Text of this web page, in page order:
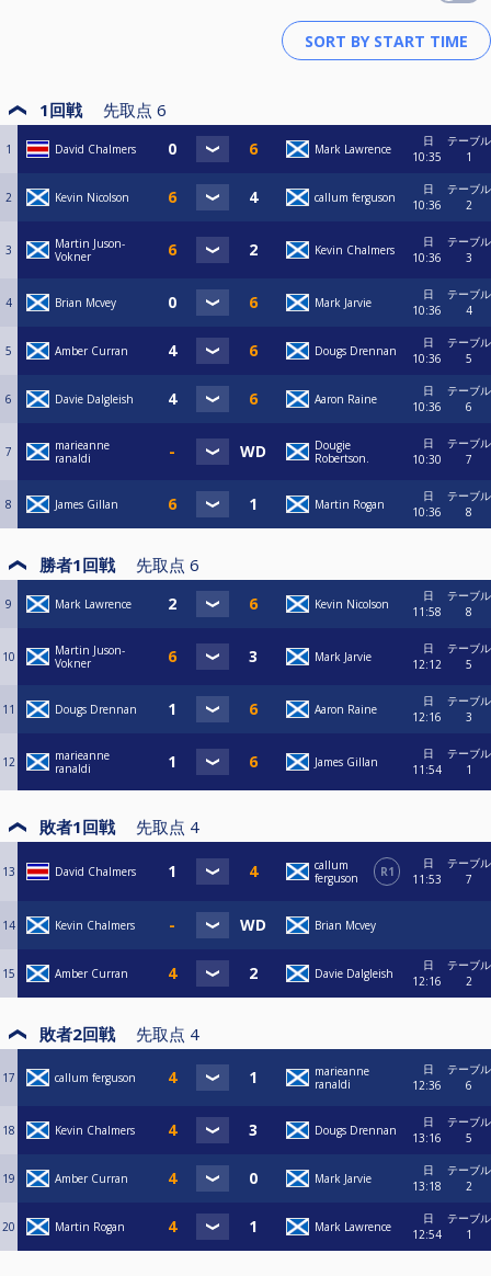
1回戦 先取点 6
1 David Chalmers Mark Lawrence
日
10:35
テーブル
1
2 Kevin Nicolson callum ferguson
日
10:36
テーブル
2
3
Martin Juson-
Vokner
Kevin Chalmers
日
10:36
テーブル
3
4 Brian Mcvey Mark Jarvie
日
10:36
テーブル
4
5 Amber Curran Dougs Drennan
日
10:36
テーブル
5
6 Davie Dalgleish Aaron Raine
日
10:36
テーブル
6
7
marieanne
ranaldi
Dougie
Robertson.
日
10:30
テーブル
7
8 James Gillan Martin Rogan
日
10:36
テーブル
8
勝者1回戦 先取点 6
9 Mark Lawrence Kevin Nicolson
日
11:58
テーブル
8
10
Martin Juson-
Vokner
Mark Jarvie
日
12:12
テーブル
5
11 Dougs Drennan Aaron Raine
日
12:16
テーブル
3
12
marieanne
ranaldi
James Gillan
日
11:54
テーブル
1
敗者1回戦 先取点 4
13 David Chalmers
callum
ferguson
R1
日
11:53
テーブル
7
14 Kevin Chalmers Brian Mcvey
15 Amber Curran Davie Dalgleish
日
12:16
テーブル
2
敗者2回戦 先取点 4
17 callum ferguson
marieanne
ranaldi
日
12:36
テーブル
6
18 Kevin Chalmers Dougs Drennan
日
13:16
テーブル
5
19 Amber Curran Mark Jarvie
日
13:18
テーブル
2
20 Martin Rogan Mark Lawrence
日
12:54
テーブル
1